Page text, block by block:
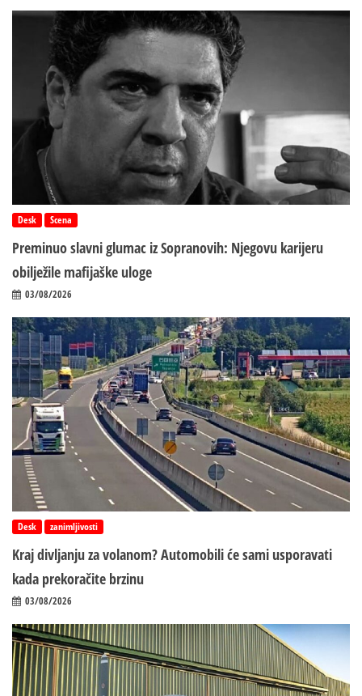
Desk Scena
Preminuo slavni glumac iz Sopranovih: Njegovu karijeru
obilježile mafijaške uloge
03/08/2026
Desk zanimljivosti
Kraj divljanju za volanom? Automobili će sami usporavati
kada prekoračite brzinu
03/08/2026